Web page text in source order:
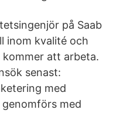
på Saab
inom kvalité och
att arbeta.
senast:
med
med